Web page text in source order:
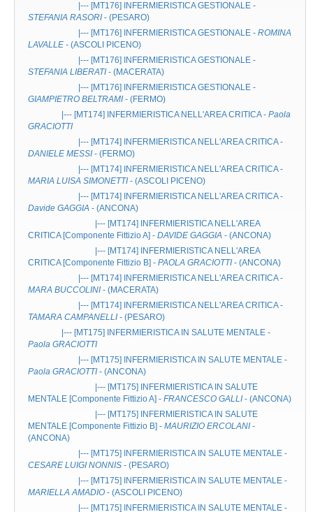
|--- [MT176]
INFERMIERISTICA GESTIONALE -
STEFANIA RASORI - (PESARO)
|--- [MT176]
INFERMIERISTICA GESTIONALE - ROMINA
LAVALLE - (ASCOLI PICENO)
|--- [MT176]
INFERMIERISTICA GESTIONALE -
STEFANIA LIBERATI - (MACERATA)
|--- [MT176]
INFERMIERISTICA GESTIONALE -
GIAMPIETRO BELTRAMI - (FERMO)
|--- [MT174]
INFERMIERISTICA NELL'AREA CRITICA- Paola
GRACIOTTI
|--- [MT174]
INFERMIERISTICA NELL'AREA CRITICA-
DANIELE MESSI - (FERMO)
|--- [MT174]
INFERMIERISTICA NELL'AREA CRITICA-
MARIA LUISA SIMONETTI - (ASCOLI PICENO)
|--- [MT174]
INFERMIERISTICA NELL'AREA CRITICA-
Davide GAGGIA - (ANCONA)
|--- [MT174]
INFERMIERISTICA NELL'AREA
CRITICA[Componente Fittizio A] - DAVIDE GAGGIA - (ANCONA)
|--- [MT174]
INFERMIERISTICA NELL'AREA
CRITICA[Componente Fittizio B] - PAOLA GRACIOTTI - (ANCONA)
|--- [MT174]
INFERMIERISTICA NELL'AREA CRITICA-
MARA BUCCOLINI - (MACERATA)
|--- [MT174]
INFERMIERISTICA NELL'AREA CRITICA-
TAMARA CAMPANELLI - (PESARO)
|--- [MT175]
INFERMIERISTICA IN SALUTE MENTALE -
Paola GRACIOTTI
|--- [MT175]
INFERMIERISTICA IN SALUTE MENTALE -
Paola GRACIOTTI - (ANCONA)
|--- [MT175]
INFERMIERISTICA IN SALUTE
MENTALE [Componente Fittizio A] - FRANCESCO GALLI - (ANCONA)
|--- [MT175]
INFERMIERISTICA IN SALUTE
MENTALE [Componente Fittizio B] - MAURIZIO ERCOLANI -
(ANCONA)
|--- [MT175]
INFERMIERISTICA IN SALUTE MENTALE -
CESARE LUIGI NONNIS - (PESARO)
|--- [MT175]
INFERMIERISTICA IN SALUTE MENTALE -
MARIELLA AMADIO - (ASCOLI PICENO)
|--- [MT175]
INFERMIERISTICA IN SALUTE MENTALE -